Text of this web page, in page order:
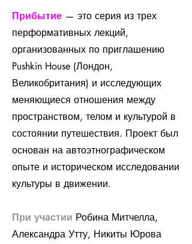
Прибытие — это серия из трех
перформативных лекций,
организованных по приглашению
Pushkin House (Лондон,
Великобритания) и исследующих
меняющиеся отношения между
пространством, телом и культурой в
состоянии путешествия. Проект был
основан на автоэтнографическом
опыте и историческом исследовании
культуры в движении.
При участии Робина Митчелла,
Александра Утту, Никиты Юрова